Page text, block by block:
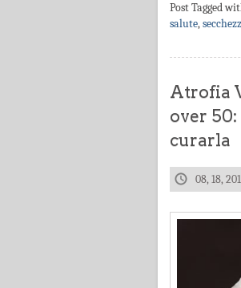
Post Tagged
salute,
Atrofia
over
curarla
08, 18,